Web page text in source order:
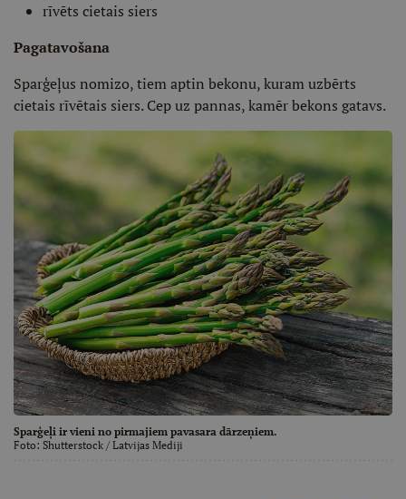
rīvēts cietais siers
Pagatavošana
Sparģeļus nomizo, tiem aptin bekonu, kuram uzbērts
cietais rīvētais siers. Cep uz pannas, kamēr bekons gatavs.
Sparģeļi ir vieni no pirmajiem pavasara dārzeņiem.
Foto: Shutterstock / Latvijas Mediji